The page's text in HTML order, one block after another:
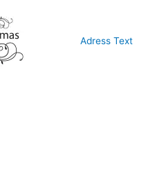
Adress Text